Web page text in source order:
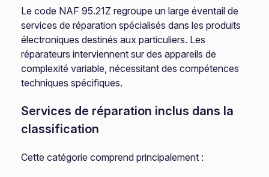
Le code NAF 95.21Z regroupe un large éventail de
services de réparation spécialisés dans les produits
électroniques destinés aux particuliers. Les
réparateurs interviennent sur des appareils de
complexité variable, nécessitant des compétences
techniques spécifiques.
Services de réparation inclus dans la
classification
Cette catégorie comprend principalement :